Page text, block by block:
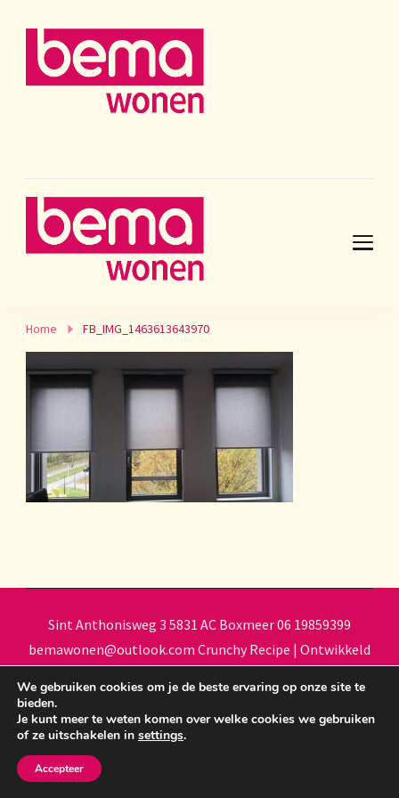
Home FB_IMG_1463613643970
Sint Anthonisweg 3 5831 AC Boxmeer 06 19859399
bemawonen@outlook.com Crunchy Recipe | Ontwikkeld
We gebruiken cookies om je de beste ervaring op onze site te
bieden.
Je kunt meer te weten komen over welke cookies we gebruiken
of ze uitschakelen in settings.
Accepteer